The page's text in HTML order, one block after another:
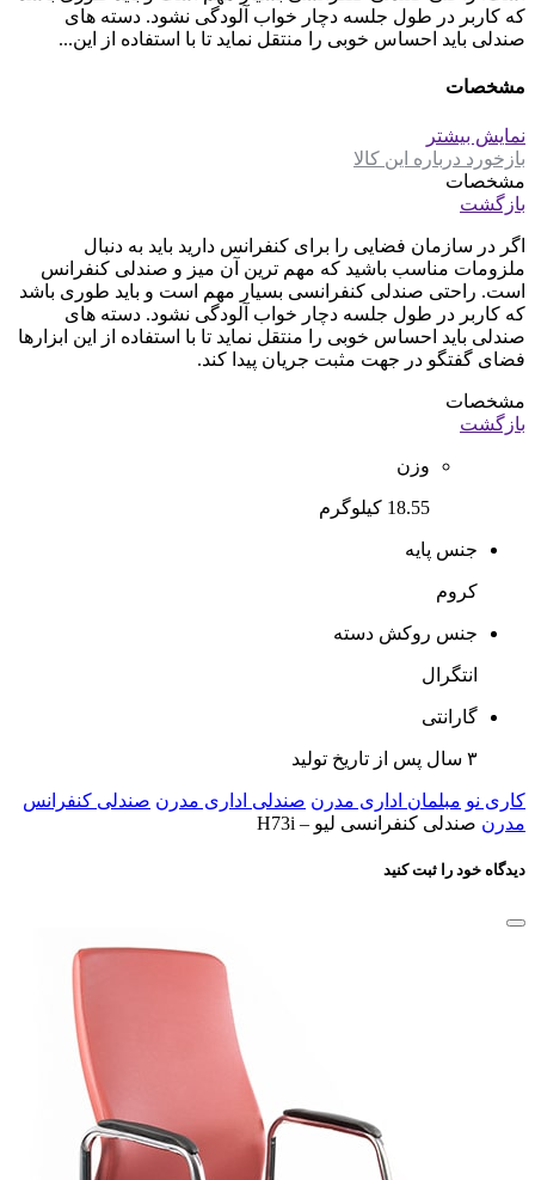
که کاربر در طول جلسه دچار خواب آلودگی نشود. دسته های
صندلی باید احساس خوبی را منتقل نماید تا با استفاده از این...
مشخصات
نمایش بیشتر
بازخورد درباره این کالا
مشخصات
بازگشت
اگر در سازمان فضایی را برای کنفرانس دارید باید به دنبال
ملزومات مناسب باشید که مهم ترین آن میز و صندلی کنفرانس
است. راحتی صندلی کنفرانسی بسیار مهم است و باید طوری باشد
که کاربر در طول جلسه دچار خواب آلودگی نشود. دسته های
صندلی باید احساس خوبی را منتقل نماید تا با استفاده از این ابزارها
فضای گفتگو در جهت مثبت جریان پیدا کند.
مشخصات
بازگشت
وزن
18.55 کیلوگرم
جنس پایه
کروم
جنس روکش دسته
انتگرال
گارانتی
۳ سال پس از تاریخ تولید
کاری نو مبلمان اداری مدرن صندلی اداری مدرن صندلی کنفرانس
مدرن صندلی کنفرانسی لیو – H73i
دیدگاه خود را ثبت کنید